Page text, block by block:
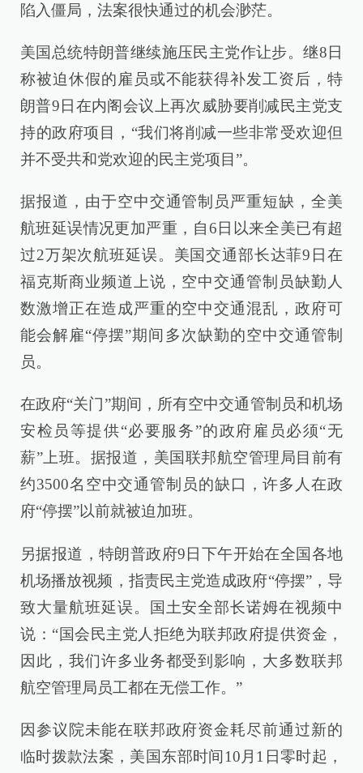
陷入僵局，法案很快通过的机会渺茫。
美国总统特朗普继续施压民主党作让步。继8日
称被迫休假的雇员或不能获得补发工资后，特
朗普9日在内阁会议上再次威胁要削减民主党支
持的政府项目，“我们将削减一些非常受欢迎但
并不受共和党欢迎的民主党项目”。
据报道，由于空中交通管制员严重短缺，全美
航班延误情况更加严重，自6日以来全美已有超
过2万架次航班延误。美国交通部长达菲9日在
福克斯商业频道上说，空中交通管制员缺勤人
数激增正在造成严重的空中交通混乱，政府可
能会解雇“停摆”期间多次缺勤的空中交通管制
员。
在政府“关门”期间，所有空中交通管制员和机场
安检员等提供“必要服务”的政府雇员必须“无
薪”上班。据报道，美国联邦航空管理局目前有
约3500名空中交通管制员的缺口，许多人在政
府“停摆”以前就被迫加班。
另据报道，特朗普政府9日下午开始在全国各地
机场播放视频，指责民主党造成政府“停摆”，导
致大量航班延误。国土安全部长诺姆在视频中
说：“国会民主党人拒绝为联邦政府提供资金，
因此，我们许多业务都受到影响，大多数联邦
航空管理局员工都在无偿工作。”
因参议院未能在联邦政府资金耗尽前通过新的
临时拨款法案，美国东部时间10月1日零时起，